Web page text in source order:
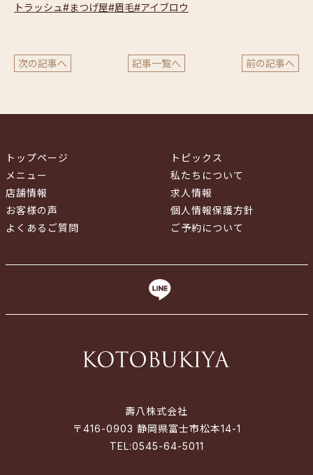
トラッシュ#まつげ屋#眉毛#アイブロウ
次の記事へ 記事一覧へ 前の記事へ
トップページ
メニュー
店舗情報
お客様の声
よくあるご質問
トピックス
私たちについて
求人情報
個人情報保護方針
ご予約について
壽八株式会社
〒416-0903 静岡県富士市松本14-1
TEL:0545-64-5011